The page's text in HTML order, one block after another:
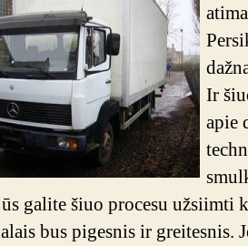
Ir
apie
galite šiuo procesu užsiimti
bus pigesnis ir greitesnis.